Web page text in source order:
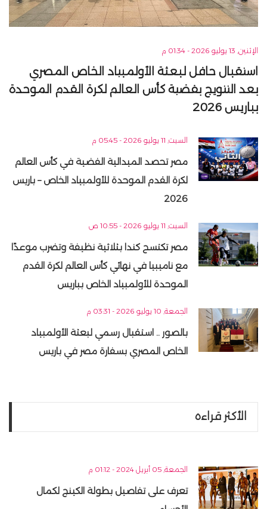
الإثنين, 13 يوليو 2026 - 01:34 م
استقبال حافل لبعثة الأولمبياد الخاص المصري
بعد التتويج بفضية كأس العالم لكرة القدم الموحدة
بباريس 2026
السبت, 11 يوليو 2026 - 05:45 م
مصر تحصد الميدالية الفضية في كأس العالم
لكرة القدم الموحدة للأولمبياد الخاص – باريس
2026
السبت, 11 يوليو 2026 - 10:55 ص
مصر تكتسح كندا بثلاثية نظيفة وتضرب موعدًا
مع ناميبيا في نهائي كأس العالم لكرة القدم
الموحدة للأولمبياد الخاص بباريس
الجمعة, 10 يوليو 2026 - 03:31 م
بالصور .. استقبال رسمي لبعثة الأولمبياد
الخاص المصري بسفارة مصر في باريس
الأكثر قراءه
الجمعة, 05 أبريل 2024 - 01:12 م
تعرف على تفاصيل بطولة الكينج لكمال